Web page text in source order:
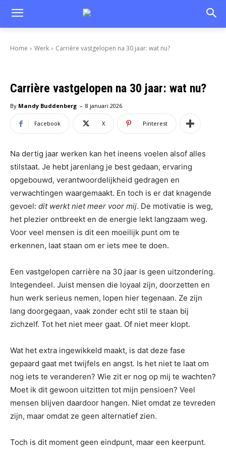
Home Werk Carrière vastgelopen na 30 jaar: wat nu?
Carrière vastgelopen na 30 jaar: wat nu?
By Mandy Buddenberg - 8 januari 2026
Facebook X Pinterest
Na dertig jaar werken kan het ineens voelen alsof alles
stilstaat. Je hebt jarenlang je best gedaan, ervaring
opgebouwd, verantwoordelijkheid gedragen en
verwachtingen waargemaakt. En toch is er dat knagende
gevoel: dit werkt niet meer voor mij. De motivatie is weg,
het plezier ontbreekt en de energie lekt langzaam weg.
Voor veel mensen is dit een moeilijk punt om te
erkennen, laat staan om er iets mee te doen.
Een vastgelopen carrière na 30 jaar is geen uitzondering.
Integendeel. Juist mensen die loyaal zijn, doorzetten en
hun werk serieus nemen, lopen hier tegenaan. Ze zijn
lang doorgegaan, vaak zonder echt stil te staan bij
zichzelf. Tot het niet meer gaat. Of niet meer klopt.
Wat het extra ingewikkeld maakt, is dat deze fase
gepaard gaat met twijfels en angst. Is het niet te laat om
nog iets te veranderen? Wie zit er nog op mij te wachten?
Moet ik dit gewoon uitzitten tot mijn pensioen? Veel
mensen blijven daardoor hangen. Niet omdat ze tevreden
zijn, maar omdat ze geen alternatief zien.
Toch is dit moment geen eindpunt, maar een keerpunt.